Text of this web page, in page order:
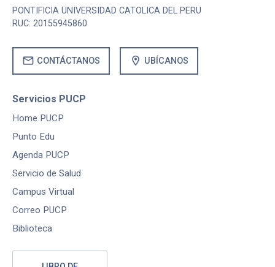
PONTIFICIA UNIVERSIDAD CATOLICA DEL PERU
RUC: 20155945860
mail CONTÁCTANOS location_on UBÍCANOS
Servicios PUCP
Home PUCP
Punto Edu
Agenda PUCP
Servicio de Salud
Campus Virtual
Correo PUCP
Biblioteca